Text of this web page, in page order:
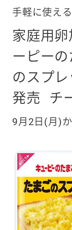
手軽に使え
家庭用卵
ーピーの
のスプレ
発売
チ
9月2日(月)